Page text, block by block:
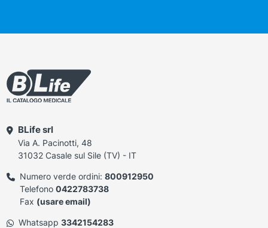
BLife srl
Via A. Pacinotti, 48
31032 Casale sul Sile (TV) - IT
Numero verde ordini: 800912950
Telefono 0422783738
Fax (usare email)
Whatsapp 3342154283